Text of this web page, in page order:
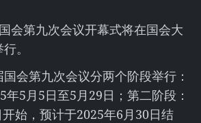
会第九次会议开幕式将在国会大
。
会第九次会议分两个阶段举行：
5月5日至5月29日；第二阶段：
始，预计于2025年6月30日结